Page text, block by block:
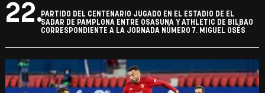
22.PARTIDO DEL CENTENARIO JUGADO EN EL ESTADIO DE EL
SADAR DE PAMPLONA ENTRE OSASUNA Y ATHLETIC DE BILBAO
CORRESPONDIENTE A LA JORNADA NÚMERO 7. MIGUEL OSÉS